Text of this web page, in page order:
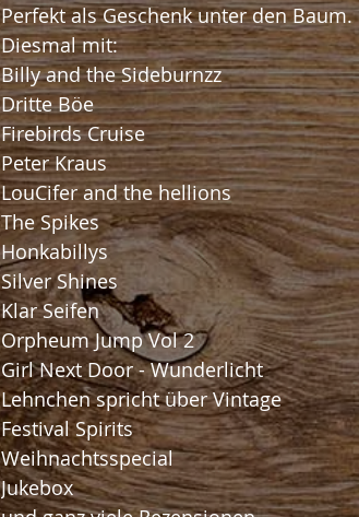
Perfekt als Geschenk unter den Baum.
Diesmal mit:
Billy and the Sideburnzz
Dritte Böe
Firebirds Cruise
Peter Kraus
LouCifer and the hellions
The Spikes
Honkabillys
Silver Shines
Klar Seifen
Orpheum Jump Vol 2
Girl Next Door - Wunderlicht
Lehnchen spricht über Vintage
Festival Spirits
Weihnachtsspecial
Jukebox